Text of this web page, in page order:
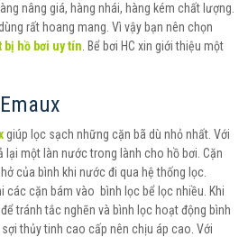
nâng giá, hàng nhái, hàng kém chất lượng.
rất hoang mang. Vì vậy bạn nên chọn
bị hồ bơi uy tín . Bể bơi HC xin giới thiệu một
giúp lọc sạch những cặn bã dù nhỏ nhất. Với
lại một làn nước trong lành cho hồ bơi. Cặn
của bình khi nước đi qua hệ thống lọc.
các cặn bám vào bình lọc bể lọc nhiều. Khi
tránh tắc nghẽn và bình lọc hoạt động bình
thủy tinh cao cấp nên chịu áp cao. Với